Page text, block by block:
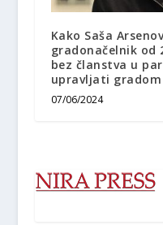
Kako Saša
gradonačelnik od
bez članstva u
upravljati gradom
07/06/2024